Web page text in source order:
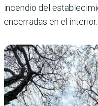
incendio del
encerradas en el interior.